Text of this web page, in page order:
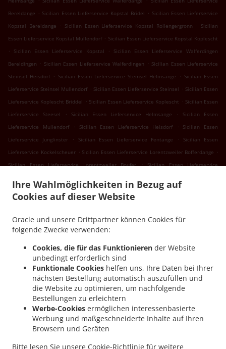
Ihre Wahlmöglichkeiten in Bezug auf
Cookies auf dieser Website
Oracle und unsere Drittpartner können Cookies für
folgende Zwecke verwenden:
Cookies, die für das Funktionieren der Website
unbedingt erforderlich sind
Funktionale Cookies helfen uns, Ihre Daten bei Ihrer
nächsten Bestellung automatisch auszufüllen und
die Website zu optimieren, um nachfolgende
Bestellungen zu erleichtern
Werbe-Cookies ermöglichen interessenbasierte
Werbung und maßgeschneiderte Inhalte auf Ihren
Browsern und Geräten
Bitte lesen Sie unsere Cookie-Richtlinie für weitere
Bereldange . Sicilian Essen Lieferservice Kopstal Bridel . Sicilian Essen Lieferservice
Kopstal Bereldange
. Sicilian Essen Lieferservice Kopstal Rollengergronn . Sicilian
Essen Lieferservice Kopstal Mullendorf . Sicilian Essen Lieferservice Kopstal Koplescht
.
Sicilian Essen Lieferservice Kopstal .
Sicilian Essen Lieferservice Walferdingen
Bereldingen . Sicilian Essen Lieferservice Walferdingen . Sicilian Essen Lieferservice
Steinsel Heisdorf . Sicilian Essen Lieferservice Steinsel Helmsange . Sicilian Essen
Lieferservice Steinsel Mullendorf . Sicilian Essen Lieferservice Steinsel . Sicilian Essen
Lieferservice Koplescht Briddel . Sicilian Essen Lieferservice Koplescht . Sicilian Essen
Lieferservice Steesel
. Sicilian Essen Lieferservice Helmsange .
Sicilian Essen
Lieferservice Mullendorf
. Sicilian Essen Lieferservice Heisdorf .
Sicilian Essen
Lieferservice Junglinster
. Sicilian Essen Lieferservice Fentange .
Sicilian Essen
Lieferservice Kockelscheuer . Sicilian Essen Lieferservice Lorentzweiler Bofferdange .
Sicilian Essen Lieferservice Lorentzweiler Boufer
.
Sicilian Essen Lieferservice
Sicilian Essen Lieferservice Lorentzweiler Hunsdorf
. Sicilian Essen Lieferservice
Lieferservice Luerenzweiler Boufer
Sicilian Essen Lieferservice Luerenzweiler Hielem
Sicilian Essen Lieferservice Luerenzweiler
. Sicilian Essen Lieferservice Kehlen .
Contern
Sicilian Essen Lieferservice Alzingen
Sicilian Essen Lieferservice Findel
Sicilian Essen Lieferservice Findel . Sicilian Essen Lieferservice Roeser
Kockelscheuer
. Sicilian Essen Lieferservice Roeser Gasperich . Sicilian Essen
Lieferservice Roeser Alzingen
.
Essen Lieferservice Roeser Fentange
Sicilian Essen Lieferservice Roeser
Sicilian
Essen Lieferservice Sandweiler Findel . Sicilian Essen Lieferservice Sandweiler Hamm